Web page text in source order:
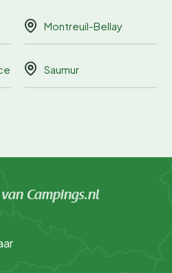
Montreuil-Bellay
Saumur
Campings.nl